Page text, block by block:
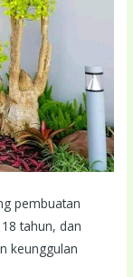
pembuatan
tahun, dan
keunggulan